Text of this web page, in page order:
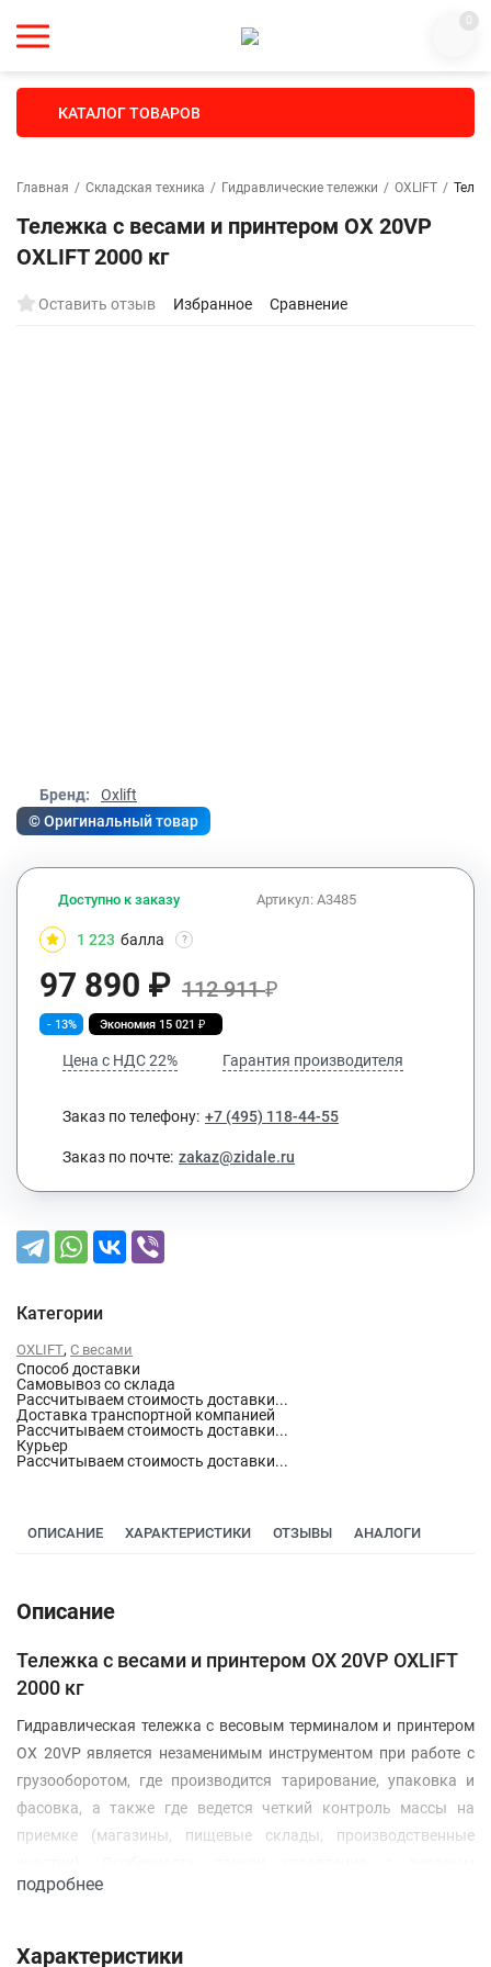
0
КАТАЛОГ ТОВАРОВ
Главная / Складская техника / Гидравлические тележки / OXLIFT /
Тележка с весами и принтером OX 20VP
OXLIFT 2000 кг
Оставить отзыв Избранное Сравнение
Бренд:
Oxlift
© Оригинальный товар
Артикул: A3485
Доступно к заказу
1 223 балла ?
97 890 ₽ 112 911₽
- 13% Экономия 15 021 ₽
Цена с НДС 22% Гарантия производителя
Заказ по телефону: +7 (495) 118-44-55
Заказ по почте: zakaz@zidale.ru
Категории
OXLIFT, С весами
Способ доставки
Самовывоз со склада
Рассчитываем стоимость доставки...
Доставка транспортной компанией
Рассчитываем стоимость доставки...
Курьер
Рассчитываем стоимость доставки...
ОПИСАНИЕ ХАРАКТЕРИСТИКИ ОТЗЫВЫ АНАЛОГИ
Описание
Тележка с весами и принтером OX 20VP OXLIFT
2000 кг
Гидравлическая тележка с весовым терминалом и принтером
OX 20VP является незаменимым инструментом при работе с
грузооборотом, где производится тарирование, упаковка и
фасовка, а также где ведется четкий контроль массы на
приемке (магазины, пищевые склады, производственные
терминалом и термопринтером - терминал защищен от воды.
воздухе и в условиях, не благоприятных для обычных тележек.
подробнее
Характеристики